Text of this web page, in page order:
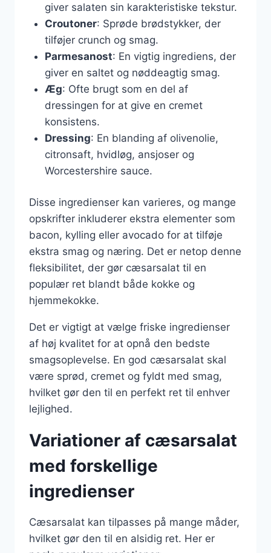
giver salaten sin karakteristiske tekstur.
Croutoner: Sprøde brødstykker, der
tilføjer crunch og smag.
Parmesanost: En vigtig ingrediens, der
giver en saltet og nøddeagtig smag.
Æg: Ofte brugt som en del af
dressingen for at give en cremet
konsistens.
Dressing: En blanding af olivenolie,
citronsaft, hvidløg, ansjoser og
Worcestershire sauce.
Disse ingredienser kan varieres, og mange
opskrifter inkluderer ekstra elementer som
bacon, kylling eller avocado for at tilføje
ekstra smag og næring. Det er netop denne
fleksibilitet, der gør cæsarsalat til en
populær ret blandt både kokke og
hjemmekokke.
Det er vigtigt at vælge friske ingredienser
af høj kvalitet for at opnå den bedste
smagsoplevelse. En god cæsarsalat skal
være sprød, cremet og fyldt med smag,
hvilket gør den til en perfekt ret til enhver
lejlighed.
Variationer af cæsarsalat
med forskellige
ingredienser
Cæsarsalat kan tilpasses på mange måder,
hvilket gør den til en alsidig ret. Her er